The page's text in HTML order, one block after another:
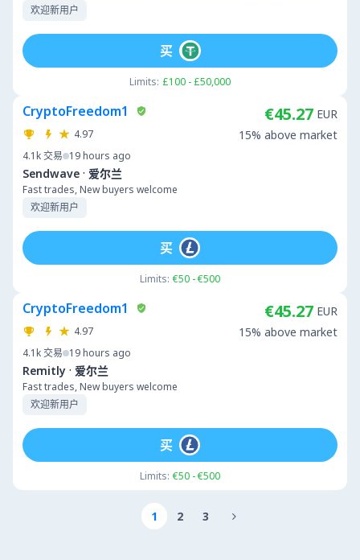
欢迎新用户
Limits: £100 - £50,000
买
CryptoFreedom1
4.97
4.1k交易 19 hours ago
Sendwave · 爱尔兰
Fast trades, New buyers welcome
欢迎新用户
€45.27 EUR
15% above market
Limits: €50 - €500
买
CryptoFreedom1
4.97
4.1k交易 19 hours ago
Remitly · 爱尔兰
Fast trades, New buyers welcome
欢迎新用户
€45.27 EUR
15% above market
Limits: €50 - €500
买
1 2 3 